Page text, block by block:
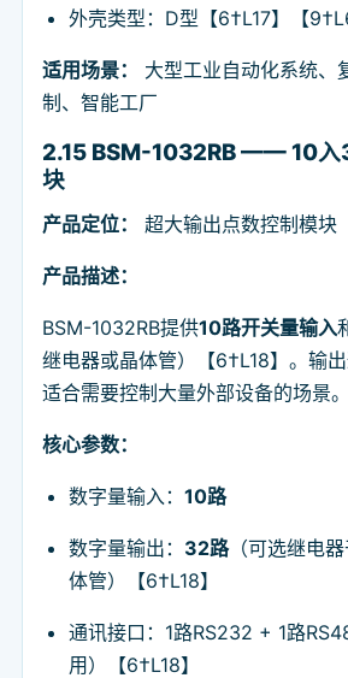
外壳类型：D型【6†L17】【
适用场景：
大型工业自动化系统、
制、智能工厂
2.15 BSM-1032RB —— 10入
块
产品定位： 超大输出点数控制模块
产品描述：
BSM-1032RB提供10路开关量输入
继电器或晶体管）【6†L18】。输出
适合需要控制大量外部设备的场景。
核心参数：
数字量输入：10路
数字量输出： 32路（可选继电
体管）【6†L18】
通讯接口：1路RS232 + 1路
用）【6†L18】